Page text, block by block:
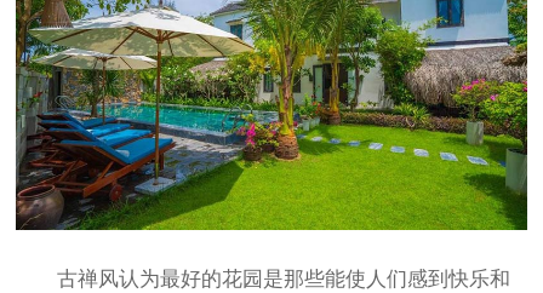
古禅风认为最好的花园是那些能使人们感到快乐和